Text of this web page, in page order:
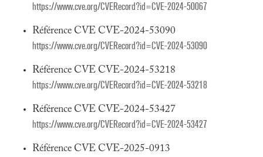
https://www.cve.org/CVERecord?id=CVE-2024-50067
Référence CVE CVE-2024-53090
https://www.cve.org/CVERecord?id=CVE-2024-53090
Référence CVE CVE-2024-53218
https://www.cve.org/CVERecord?id=CVE-2024-53218
Référence CVE CVE-2024-53427
https://www.cve.org/CVERecord?id=CVE-2024-53427
Référence CVE CVE-2025-0913